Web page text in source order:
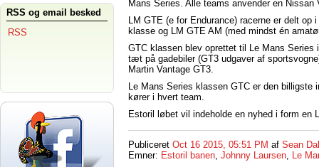
RSS og email besked
RSS
Mans Series. Alle teams anvender en
LM GTE (e for Endurance) racerne er delt
klasse og LM GTE AM (med mindst én
GTC klassen blev oprettet til Le Mans
tæt på gadebiler (GT3 udgaver af
Martin Vantage GT3.
Le Mans Series klassen GTC er den billigste
kører i hvert team.
Estoril løbet vil indeholde en nyhed i form
Publiceret Oct 16 2015, 05:51 PM af Sean
Emner: Estoril banen, Johnny Laursen, Le